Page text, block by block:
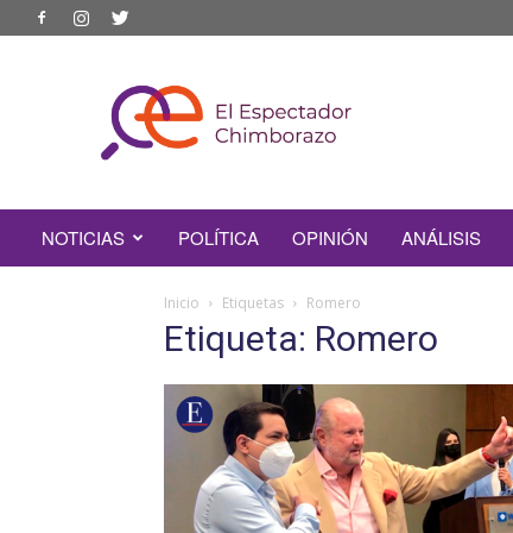
ESPECTADOR
CHIMBORAZO
NOTICIAS POLÍTICA OPINIÓN ANÁLISIS
Inicio Etiquetas Romero
Etiqueta: Romero